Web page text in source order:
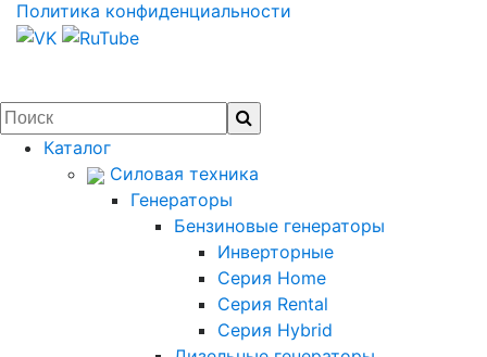
Политика конфиденциальности
Каталог
Силовая техника
Генераторы
Бензиновые генераторы
Инверторные
Серия Home
Серия Rental
Серия Hybrid